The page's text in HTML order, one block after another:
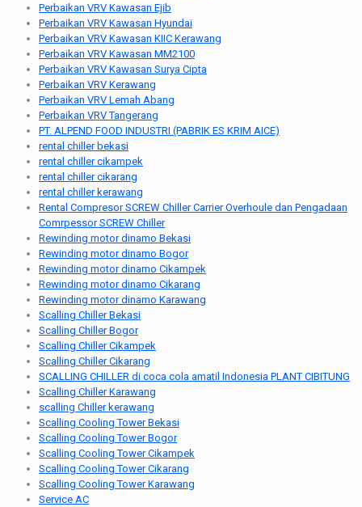
Perbaikan VRV Kawasan Ejib
Perbaikan VRV Kawasan Hyundai
Perbaikan VRV Kawasan KIIC Kerawang
Perbaikan VRV Kawasan MM2100
Perbaikan VRV Kawasan Surya Cipta
Perbaikan VRV Kerawang
Perbaikan VRV Lemah Abang
Perbaikan VRV Tangerang
PT. ALPEND FOOD INDUSTRI (PABRIK ES KRIM AICE)
rental chiller bekasi
rental chiller cikampek
rental chiller cikarang
rental chiller kerawang
Rental Compresor SCREW Chiller Carrier Overhoule dan Pengadaan
Comrpessor SCREW Chiller
Rewinding motor dinamo Bekasi
Rewinding motor dinamo Bogor
Rewinding motor dinamo Cikampek
Rewinding motor dinamo Cikarang
Rewinding motor dinamo Karawang
Scalling Chiller Bekasi
Scalling Chiller Bogor
Scalling Chiller Cikampek
Scalling Chiller Cikarang
SCALLING CHILLER di coca cola amatil Indonesia PLANT CIBITUNG
Scalling Chiller Karawang
scalling Chiller kerawang
Scalling Cooling Tower Bekasi
Scalling Cooling Tower Bogor
Scalling Cooling Tower Cikampek
Scalling Cooling Tower Cikarang
Scalling Cooling Tower Karawang
Service AC